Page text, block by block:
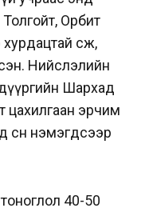
Толгойт, Орбит
өсөж,
Нийслэлийн
Шархад
цахилгаан эрчим
нэмэгдсээр
40-50